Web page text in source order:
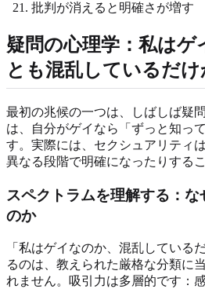
批判が消えると明確さが増す
疑問の心理学：私は
とも混乱しているだけ
最初の兆候の一つは、しばしば疑
は、自分がゲイなら「ずっと知っ
す。実際には、セクシュアリティ
異なる段階で明確になったりする
スペクトラムを理解する：
のか
「私はゲイなのか、混乱している
るのは、教えられた厳格な分類に
れません。吸引力は多層的です：